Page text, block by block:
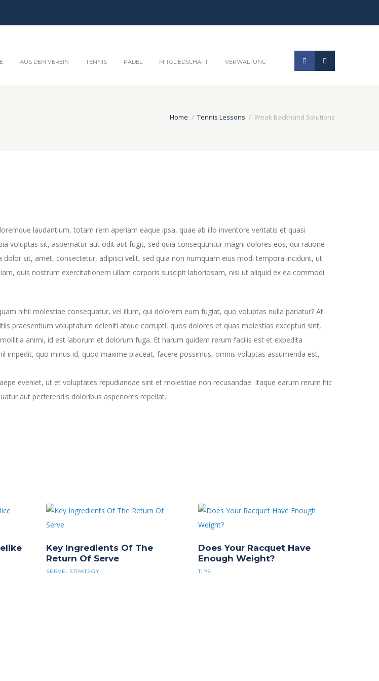
AUS DEM VEREIN TENNIS PADEL MITGLIEDSCHAFT VERWALTUNG
Home Tennis Lessons Weak Backhand Solutions
laudantium, totam rem aperiam eaque ipsa, quae ab illo inventore veritatis et quasi
voluptas sit, aspernatur aut odit aut fugit, sed quia consequuntur magni dolores eos, qui ratione
sit, amet, consectetur, adipisci velit, sed quia non numquam eius modi tempora incidunt, ut
quis nostrum exercitationem ullam corporis suscipit laboriosam, nisi ut aliquid ex ea commodi
nihil molestiae consequatur, vel illum, qui dolorem eum fugiat, quo voluptas nulla pariatur? At
praesentium voluptatum deleniti atque corrupti, quos dolores et quas molestias excepturi sint,
animi, id est laborum et dolorum fuga. Et harum quidem rerum facilis est et expedita
quo minus id, quod maxime placeat, facere possimus, omnis voluptas assumenda est,
eveniet, ut et voluptates repudiandae sint et molestiae non recusandae. Itaque earum rerum hic
aut perferendis doloribus asperiores repellat.
Key Ingredients Of The
Return Of Serve
SERVE, STRATEGY
Does Your Racquet Have
Enough Weight?
TIPS